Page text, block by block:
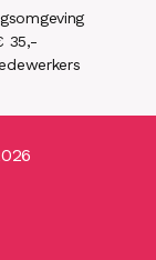
35,-